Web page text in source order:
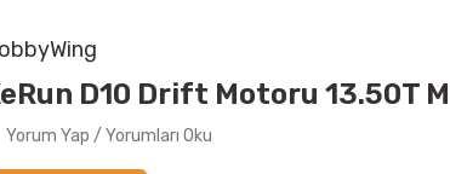
D10 Drift Motoru 13.50T
Yorum Yap / Yorumları Oku